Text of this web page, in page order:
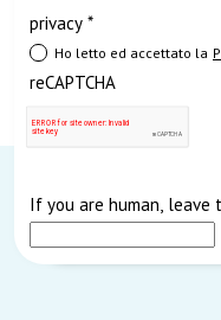
privacy *
Ho letto ed accettato la
reCAPTCHA
If you are human, leave